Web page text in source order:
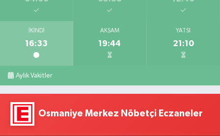
İKINDI
16:33
AKŞAM
19:44
YATSI
21:10
Aylık Vakitler
Osmaniye Merkez Nöbetçi Eczaneler